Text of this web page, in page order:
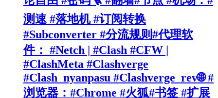
测速 #落地机 #订阅转换
#Subconverter #分流规则#代理软
件： #Netch | #Clash #CFW |
#ClashMeta #Clashverge
#Clash_nyanpasu #Clashverge_rev🌐 #
浏览器：#Chrome #火狐#书签 #扩展